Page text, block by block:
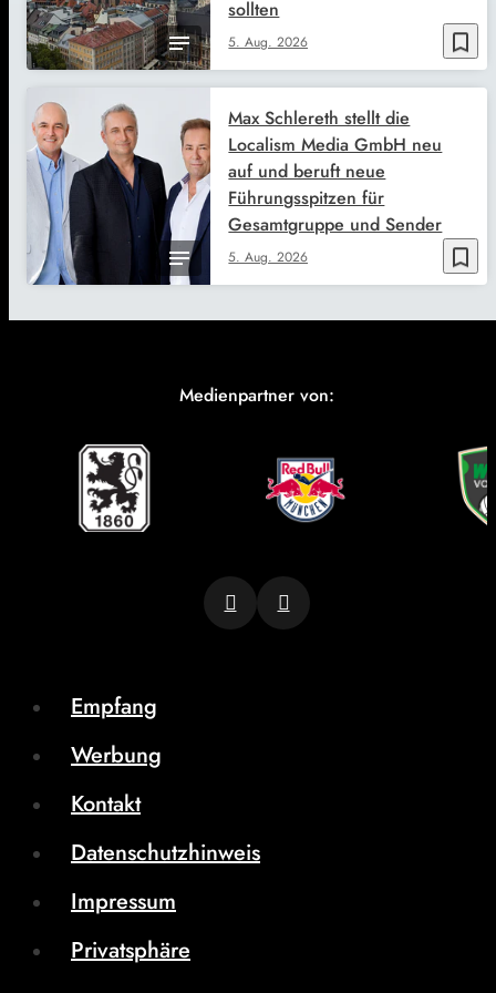
bookmark_border
5. Aug. 2026
sollten
bookmark_border
5. Aug. 2026
Max Schlereth stellt die
Localism Media GmbH neu
auf und beruft neue
Führungsspitzen für
Gesamtgruppe und Sender
Medienpartner von:
Empfang
Werbung
Kontakt
Datenschutzhinweis
Impressum
Privatsphäre